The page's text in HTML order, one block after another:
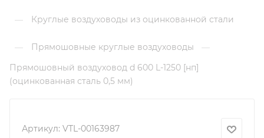
— Круглые воздуховоды из оцинкованной стали
— Прямошовные круглые воздуховоды
—
Прямошовный воздуховод d 600 L-1250 [нп]
(оцинкованная сталь 0,5 мм)
Артикул: VTL-00163987